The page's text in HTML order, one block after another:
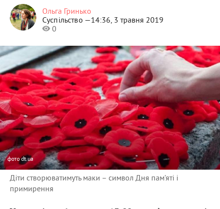
Ольга Гринько
Суспільство —14:36, 3 травня 2019
0
фотоdt.ua
Діти створюватимуть маки – символ Дня пам’яті і
примирення